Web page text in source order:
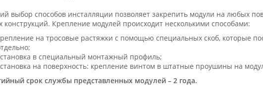
выбор способов инсталляции позволяет закрепить модули на любых
конструкций. Крепление модулей происходит несколькими способами:
на тросовые растяжки с помощью специальных скоб, которые
в специальный монтажный профиль;
на поверхность: крепление винтом в штатные проушины на
срок службы представленных модулей – 2 года.